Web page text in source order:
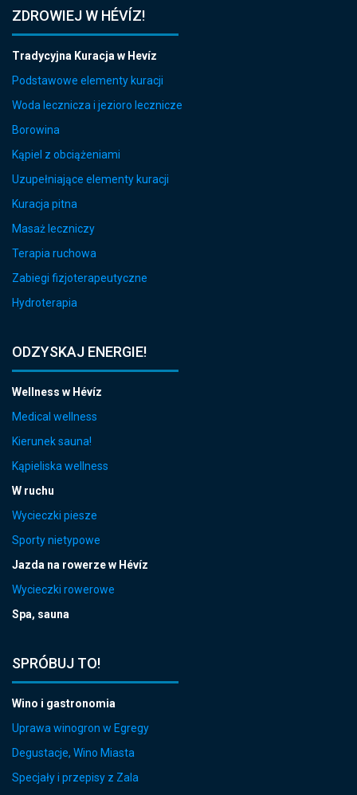
ZDROWIEJ W HÉVÍZ!
Tradycyjna Kuracja w Hevíz
Podstawowe elementy kuracji
Woda lecznicza i jezioro lecznicze
Borowina
Kąpiel z obciążeniami
Uzupełniające elementy kuracji
Kuracja pitna
Masaż leczniczy
Terapia ruchowa
Zabiegi fizjoterapeutyczne
Hydroterapia
ODZYSKAJ ENERGIE!
Wellness w Hévíz
Medical wellness
Kierunek sauna!
Kąpieliska wellness
W ruchu
Wycieczki piesze
Sporty nietypowe
Jazda na rowerze w Hévíz
Wycieczki rowerowe
Spa, sauna
SPRÓBUJ TO!
Wino i gastronomia
Uprawa winogron w Egregy
Degustacje, Wino Miasta
Specjały i przepisy z Zala